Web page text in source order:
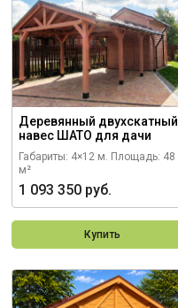
Деревянный двухскатный
навес ШАТО для дачи
Габариты: 4×12 м. Площадь: 48
м²
1 093 350 руб.
Купить